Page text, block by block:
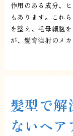
作用のある成分、
もあります。これ
を整え、毛母細胞
が、髪育注射のメカ
髪型で解
ないヘ